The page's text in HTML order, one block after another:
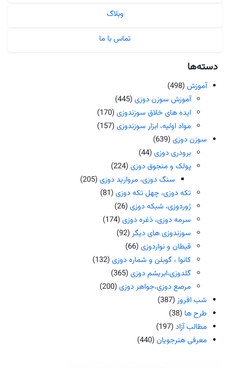
وبلاگ
تماس با ما
دسته‌ها
آموزش (498)
آموزش سوزن دوزی (445)
ایده های خلاق سوزندوزی (170)
مواد اولیه، ابزار سوزندوزی (157)
سوزن دوزی (639)
برودری دوزی (44)
پولک و منجوق دوزی (224)
سنگ دوزی، مروارید دوزی(205)
تکه دوزی، چهل تکه دوزی (81)
ژوردوزی، شبکه دوزی (26)
سرمه دوزی، ذغره دوزی (174)
سوزندوزی های دیگر (92)
قیطان و نواردوزی (66)
کانوا ، گوبلن و شماره دوزی (132)
گلدوزی،ابریشم دوزی (365)
مرصع دوزی،جواهر دوزی (200)
شب افروز (387)
طرح ها (38)
مطالب آزاد (197)
معرفی هنرجویان (440)